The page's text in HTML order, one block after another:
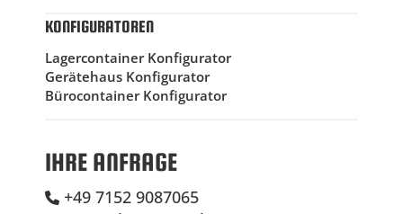
KONFIGURATOREN
Lagercontainer Konfigurator
Gerätehaus Konfigurator
Bürocontainer Konfigurator
IHRE ANFRAGE
+49 7152 9087065